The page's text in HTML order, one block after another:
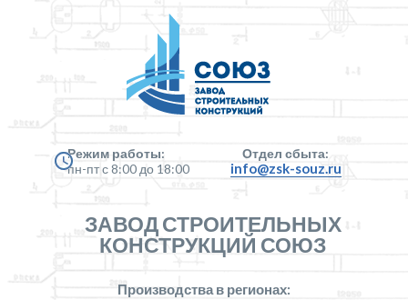
Режим работы:
пн-пт с 8:00 до 18:00
Отдел сбыта:
info@zsk-souz.ru
ЗАВОД СТРОИТЕЛЬНЫХ
КОНСТРУКЦИЙ СОЮЗ
Производства в регионах: